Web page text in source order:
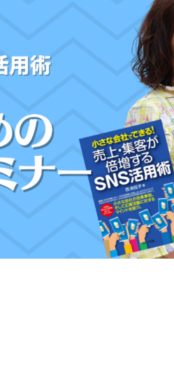
マンダラ人生計画セミ